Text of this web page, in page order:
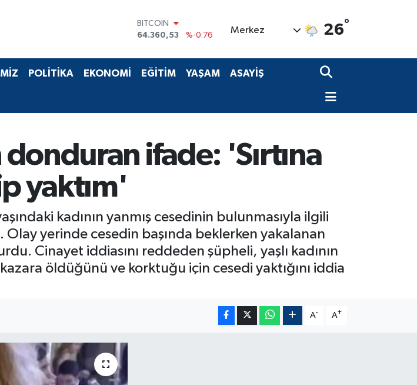
64.360,53
DOLAR
EURO
55,0265
%0.01
Merkez 26°
POLİTİKA EKONOMİ EĞİTİM YAŞAM ASAYİŞ
ifade: 'Sırtına
yaktım'
kadının yanmış cesedinin bulunmasıyla ilgili
yerinde cesedin başında beklerken yakalanan
Cinayet iddiasını reddeden şüpheli, yaşlı kadının
öldüğünü ve korktuğu için cesedi yaktığını iddia
A- A+